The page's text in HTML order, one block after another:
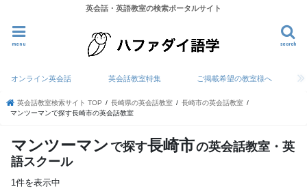
英会話・英語教室の検索ポータルサイト
search
menu
オンライン英会話 英会話教室特集 ご掲載希望の教室様へ
英会話教室検索サイト TOP 長崎県の英会話教室
長崎市の英会話教室
マンツーマンで探す長崎市の英会話教室
マンツーマン で探す長崎市の英会話教室・英
語スクール
1件を表示中